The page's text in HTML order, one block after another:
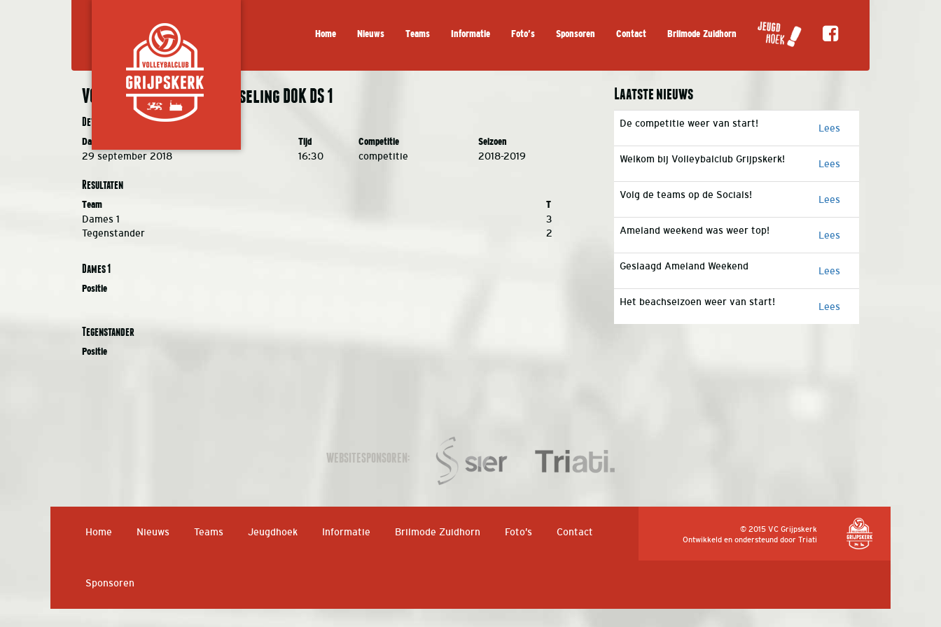
Home Nieuws Teams Informatie Foto’s Sponsoren Contact Brilmode Zuidhorn
VC Grijpskerk DS 1 – Wesseling DOK DS 1
Details
Datum Tijd Competitie Seizoen
29 september 2018 16:30 competitie 2018-2019
Resultaten
Team T
Dames 1
3
Tegenstander
2
Dames 1
Positie
Tegenstander
Positie
Laatste nieuws
De competitie weer van start! Lees
Welkom bij Volleybalclub Grijpskerk! Lees
Volg de teams op de Socials! Lees
Ameland weekend was weer top! Lees
Geslaagd Ameland Weekend Lees
Het beachseizoen weer van start! Lees
WEBSITESPONSOREN:
Home Nieuws Teams Jeugdhoek Informatie Brilmode Zuidhorn Foto’s Contact
Sponsoren
© 2015 VC Grijpskerk
Ontwikkeld en ondersteund door Triati